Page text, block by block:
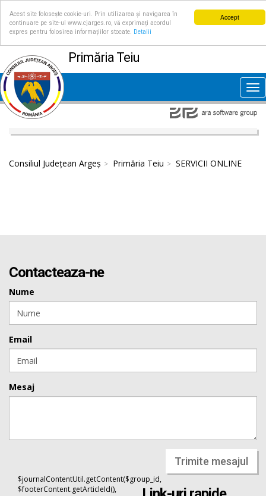
Accept
Acest site folosește cookie-uri. Prin utilizarea și navigarea în
continuare pe site-ul www.cjarges.ro, vă exprimați acordul
expres pentru folosirea informațiilor stocate.
Detalii
Primăria Teiu
Consiliul Județean Argeș Primăria Teiu SERVICII ONLINE
Contacteaza-ne
Nume
Email
Mesaj
Trimite mesajul
$journalContentUtil.getContent($group_id,
$footerContent.getArticleId(),